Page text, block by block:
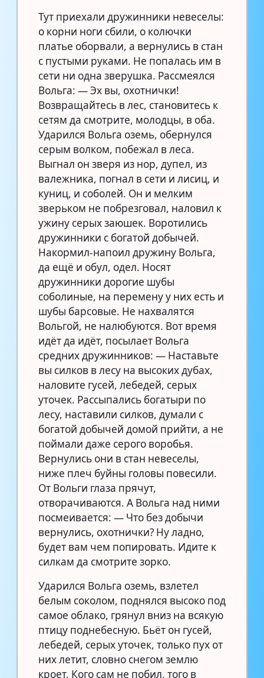
Тут приехали дружинники невеселы:
о корни ноги сбили, о колючки
платье оборвали, а вернулись в стан
с пустыми руками. Не попалась им в
сети ни одна зверушка. Рассмеялся
Вольга: — Эх вы, охотнички!
Возвращайтесь в лес, становитесь к
сетям да смотрите, молодцы, в оба.
Ударился Вольга оземь, обернулся
серым волком, побежал в леса.
Выгнал он зверя из нор, дупел, из
валежника, погнал в сети и лисиц, и
куниц, и соболей. Он и мелким
зверьком не побрезговал, наловил к
ужину серых заюшек. Воротились
дружинники с богатой добычей.
Накормил-напоил дружину Вольга,
да ещё и обул, одел. Носят
дружинники дорогие шубы
соболиные, на перемену у них есть и
шубы барсовые. Не нахвалятся
Вольгой, не налюбуются. Вот время
идёт да идёт, посылает Вольга
средних дружинников: — Наставьте
вы силков в лесу на высоких дубах,
наловите гусей, лебедей, серых
уточек. Рассыпались богатыри по
лесу, наставили силков, думали с
богатой добычей домой прийти, а не
поймали даже серого воробья.
Вернулись они в стан невеселы,
ниже плеч буйны головы повесили.
От Вольги глаза прячут,
отворачиваются. А Вольга над ними
посмеивается: — Что без добычи
вернулись, охотнички? Ну ладно,
будет вам чем попировать. Идите к
силкам да смотрите зорко.
Ударился Вольга оземь, взлетел
белым соколом, поднялся высоко под
самое облако, грянул вниз на всякую
птицу поднебесную. Бьёт он гусей,
лебедей, серых уточек, только пух от
них летит, словно снегом землю
кроет. Кого сам не побил, того в